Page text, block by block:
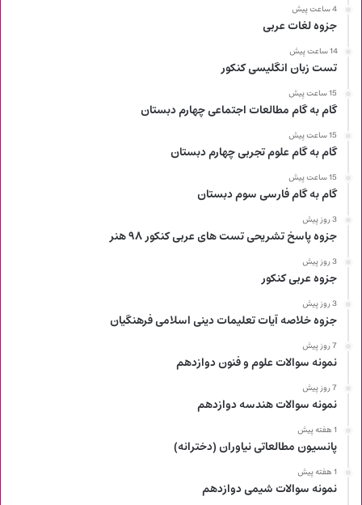
4 ساعت پیش
جزوه لغات عربی
14 ساعت پیش
تست زبان انگلیسی کنکور
15 ساعت پیش
گام به گام مطالعات اجتماعی چهارم دبستان
15 ساعت پیش
گام به گام علوم تجربی چهارم دبستان
15 ساعت پیش
گام به گام فارسی سوم دبستان
3 روز پیش
جزوه پاسخ تشریحی تست های عربی کنکور ۹۸ هنر
3 روز پیش
جزوه عربی کنکور
3 روز پیش
جزوه خلاصه آیات تعلیمات دینی اسلامی فرهنگیان
7 روز پیش
نمونه سوالات علوم و فنون دوازدهم
7 روز پیش
نمونه سوالات هندسه دوازدهم
1 هفته پیش
پانسیون مطالعاتی نیاوران (دخترانه)
1 هفته پیش
نمونه سوالات شیمی دوازدهم